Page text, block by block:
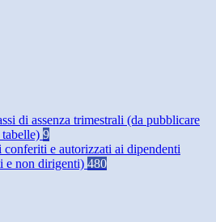
di assenza trimestrali (da pubblicare
9
conferiti e autorizzati ai dipendenti
e non dirigenti) 480